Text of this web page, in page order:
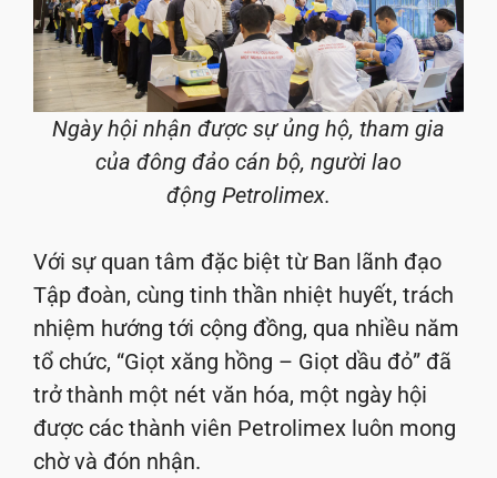
Ngày hội nhận được sự ủng hộ, tham gia
của đông đảo cán bộ, người lao
động Petrolimex.
Với sự quan tâm đặc biệt từ Ban lãnh đạo
Tập đoàn, cùng tinh thần nhiệt huyết, trách
nhiệm hướng tới cộng đồng, qua nhiều năm
tổ chức, “Giọt xăng hồng – Giọt dầu đỏ” đã
trở thành một nét văn hóa, một ngày hội
được các thành viên Petrolimex luôn mong
chờ và đón nhận.